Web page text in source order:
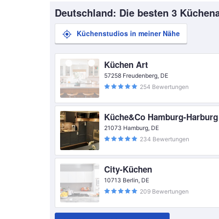
Deutschland: Die besten 3
Küchenstudios in meiner Nähe
Küchen Art
57258 Freudenberg, DE
254 Bewertungen
Küche&Co Hamburg-Harburg
21073 Hamburg, DE
234 Bewertungen
City-Küchen
10713 Berlin, DE
209 Bewertungen